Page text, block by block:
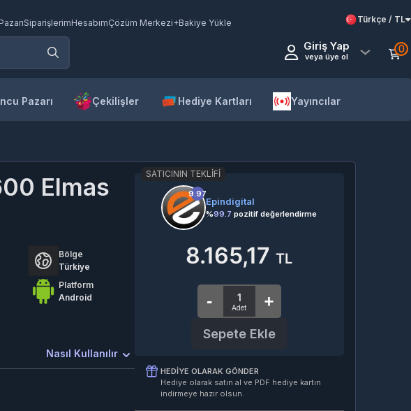
SiparişlerimHesabımÇözüm Merkezi+Bakiye Yükle Türkçe / TL
Giriş Yap
veya üye ol
0
Pazarı Çekilişler Hediye Kartları Yayıncılar
Elmas
Bölge
Türkiye
Platform
Android
Nasıl Kullanılır
SATICININ TEKLIFI
9.97
Epindigital
%99.7 pozitif değerlendirme
8.165,17TL
Sepete Ekle
HEDIYE OLARAK GÖNDER
Hediye olarak satın al ve PDF hediye kartın
indirmeye hazır olsun.